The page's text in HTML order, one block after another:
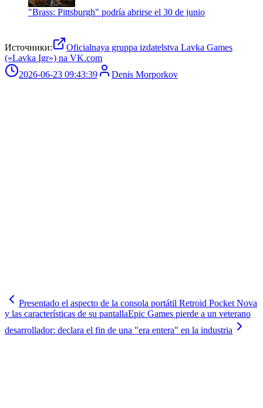
"Brass: Pittsburgh" podría abrirse el 30 de junio
Источники:
Oficialnaya gruppa izdatelstva Lavka Games
(«Lavka Igr») na VK.com
2026-06-23 09:43:39
Denis Morporkov
Presentado el aspecto de la consola portátil Retroid Pocket Nova
y las características de su pantallaEpic Games pierde a un veterano
desarrollador: declara el fin de una "era entera" en la industria